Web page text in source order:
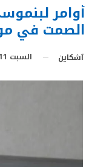
أوامر
الصمت في
آشكاين السبت 11 نوفمبر 2023 - 22:30